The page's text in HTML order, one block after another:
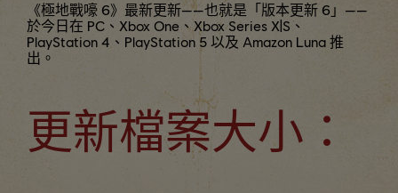
《極地戰嚎 6》最新更新——也就是「版本更新 6」——
於今日在 PC、Xbox One、Xbox Series X|S、
PlayStation 4、PlayStation 5 以及 Amazon Luna 推
出。
更新檔案大小：